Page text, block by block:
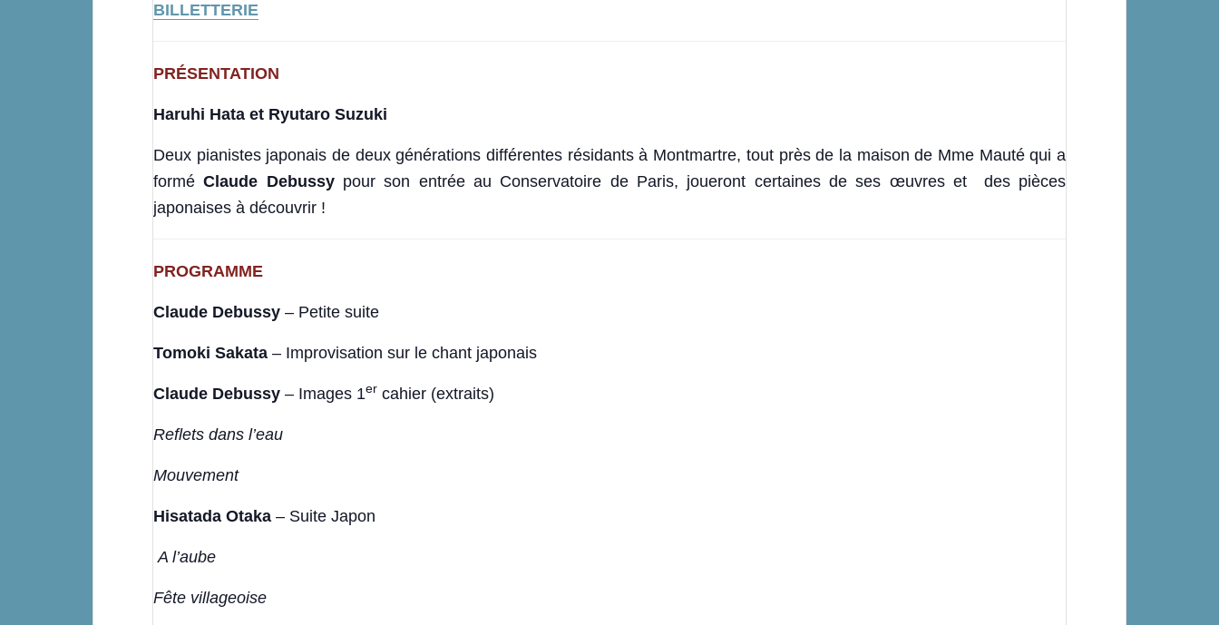
BILLETTERIE
PRÉSENTATION
Haruhi Hata et Ryutaro Suzuki
Deux pianistes japonais de deux générations différentes résidants à Montmartre, tout près de la maison de Mme Mauté qui a
forméClaude Debussypour son entrée au Conservatoire de Paris, joueront certaines de ses œuvres et des pièces
japonaises à découvrir !
PROGRAMME
Claude Debussy – Petite suite
Tomoki Sakata – Improvisation sur le chant japonais
Claude Debussy – Images 1er cahier (extraits)
Reflets dans l’eau
Mouvement
Hisatada Otaka – Suite Japon
A l’aube
Fête villageoise